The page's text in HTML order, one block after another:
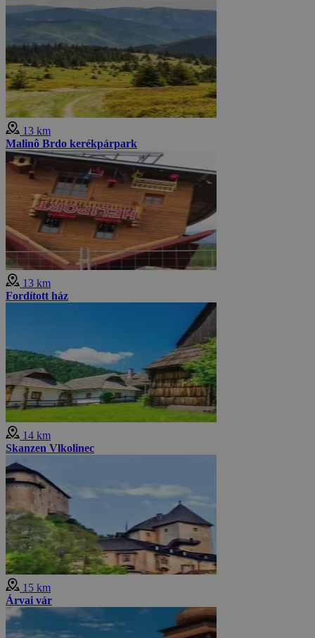
13 km
Malinô Brdo kerékpárpark
13 km
Fordított ház
14 km
Skanzen Vlkolinec
15 km
Árvai vár